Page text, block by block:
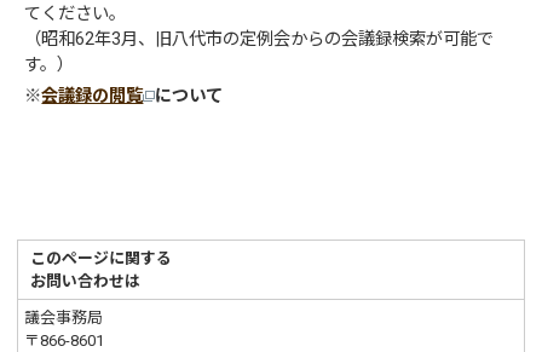
てください。
（昭和62年3月、旧八代市の定例会からの会議録検索が可能で
す。）
※会議録の閲覧 について
このページに関する
お問い合わせは
議会事務局
〒866-8601